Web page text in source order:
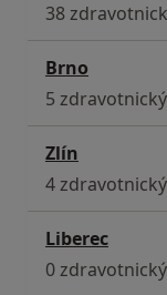
38
Brno
5
Zlín
4
Liberec
0